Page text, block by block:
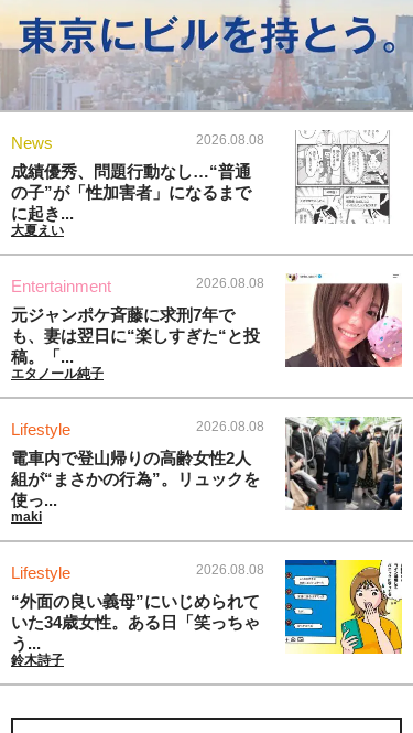
News 2026.08.08
成績優秀、問題行動なし…“普通
の子”が「性加害者」になるまで
に起き...
大夏えい
Entertainment 2026.08.08
元ジャンポケ斉藤に求刑7年で
も、妻は翌日に“楽しすぎた“と投
稿。「...
エタノール純子
Lifestyle 2026.08.08
電車内で登山帰りの高齢女性2人
組が“まさかの行為”。リュックを
使っ...
maki
Lifestyle 2026.08.08
“外面の良い義母”にいじめられて
いた34歳女性。ある日「笑っちゃ
う...
鈴木詩子